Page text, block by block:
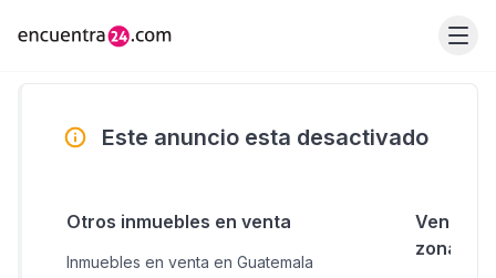
Este anuncio esta desactivado
Otros inmuebles en venta
Inmuebles en venta en Guatemala
Venta
zonas